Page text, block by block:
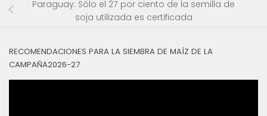
Paraguay: Sólo el 27 por ciento de la semilla de
soja utilizada es certificada
RECOMENDACIONES PARA LA SIEMBRA DE MAÍZ DE LA
CAMPAÑA2026-27